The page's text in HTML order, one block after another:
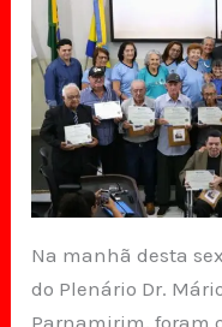
Na manhã desta
do Plenário Dr.